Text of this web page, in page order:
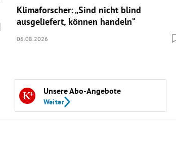
Klimaforscher: „Sind nicht blind
ausgeliefert, können handeln“
06.08.2026
Unsere Abo-Angebote
Weiter